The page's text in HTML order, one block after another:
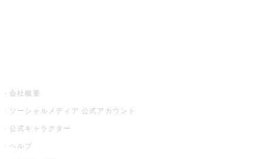
会社概要
ソーシャルメディア 公式アカウント
公式キャラクター
ヘルプ